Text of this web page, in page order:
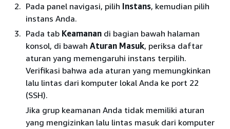
Pada panel navigasi, pilih Instans, kemudian pilih
instans Anda.
Pada tab Keamanan di bagian bawah halaman
konsol, di bawah Aturan Masuk, periksa daftar
aturan yang memengaruhi instans terpilih.
Verifikasi bahwa ada aturan yang memungkinkan
lalu lintas dari komputer lokal Anda ke port 22
(SSH).
Jika grup keamanan Anda tidak memiliki aturan
yang mengizinkan lalu lintas masuk dari komputer